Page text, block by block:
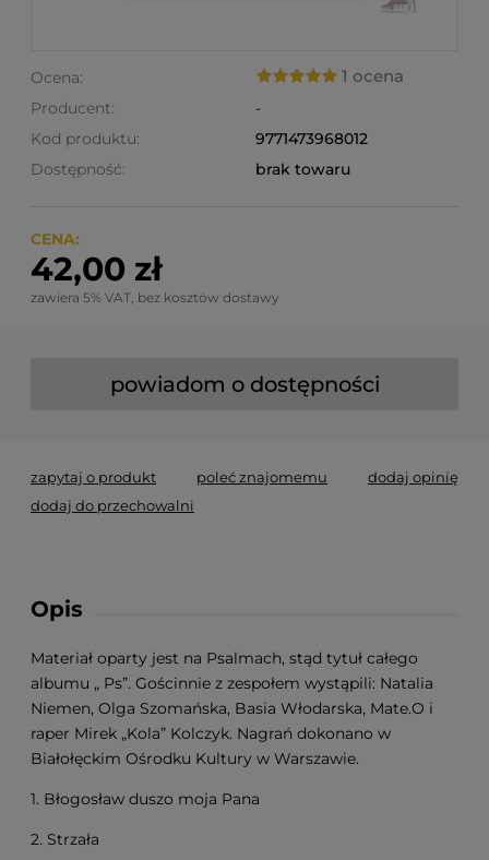
Ocena: 1 ocena
Producent:
-
Kod produktu:
9771473968012
Dostępność:
brak towaru
CENA:
42,00 zł
zawiera 5% VAT, bez kosztów dostawy
powiadom o dostępności
zapytaj o produkt poleć znajomemu
dodaj opinię
dodaj do przechowalni
Opis
Materiał oparty jest na Psalmach, stąd tytuł całego
albumu „ Ps”. Gościnnie z zespołem wystąpili: Natalia
Niemen, Olga Szomańska, Basia Włodarska, Mate.O i
raper Mirek „Kola” Kolczyk. Nagrań dokonano w
Białołęckim Ośrodku Kultury w Warszawie.
1. Błogosław duszo moja Pana
2. Strzała